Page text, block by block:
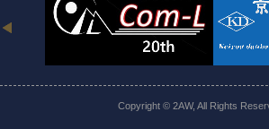
Copyright © 2AW, All Rights